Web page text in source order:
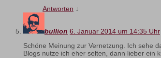
Antworten ↓
bullion 6. Januar 2014 um 14:35 Uhr
Schöne Meinung zur Vernetzung. Ich sehe
Blogs nutze ich eher selten, dann lieber ein